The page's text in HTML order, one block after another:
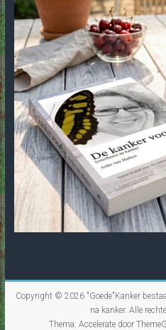
Copyright © 2026 "Goede"Kanker
na kanker. Alle
Thema:Accelerate door